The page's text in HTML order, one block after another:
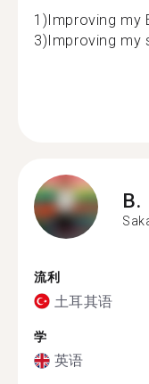
1)Improving my
3)Improving my
B.
流利
土耳其语
学
英语